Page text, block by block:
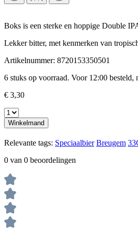
Boks is een sterke en hoppige Double
Lekker bitter, met kenmerken van
Artikelnummer: 8720153350501
6 stuks op voorraad. Voor 12:00 besteld,
€ 3,30
Winkelmand
Relevante tags: Speciaalbier Breugem
0 van 0 beoordelingen